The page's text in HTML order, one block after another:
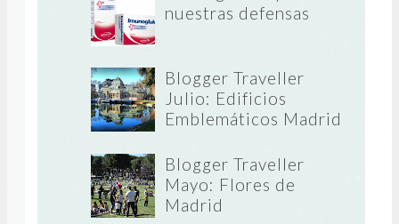
nuestras defensas
Blogger Traveller
Julio: Edificios
Emblemáticos Madrid
Blogger Traveller
Mayo: Flores de
Madrid